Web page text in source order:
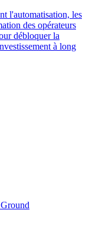
l'automatisation, les
des opérateurs
débloquer la
à long